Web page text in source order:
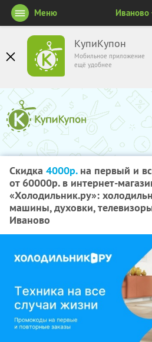
КупиКупон
Мобильное приложение
ещё удобнее
Меню Иваново
Скидка 4000р.на первый и
от 60000р. в интернет-
«Холодильник.ру»:
машины, духовки,
Иваново